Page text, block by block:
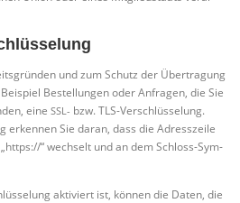
und zum Schutz der Über­tra­gung
Bestel­lun­gen oder Anfra­gen, die Sie
eine SSL- bzw. TLS-Ver­schlüs­se­lung.
erken­nen Sie dar­an, dass die Adress­zei­le
“ wech­selt und an dem Schloss-Sym­
akti­viert ist, kön­nen die Daten, die